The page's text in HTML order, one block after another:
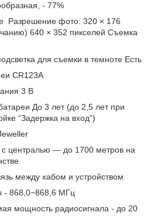
- 77%
Разрешение фото: 320 × 176
640 × 352 пикселей Съемка
для съемки в темноте Есть
CR123A
3 В
До 3 лет (до 2,5 лет при
“Задержка на вход”)
с централью — до 1700 метров на
между хабом и устройством
- 868,0−868,6 МГц
мощность радиосигнала - до 20